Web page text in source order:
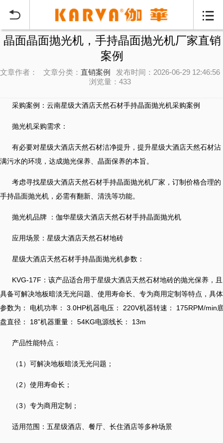
 
晶面晶面抛光机，手持晶面抛光机厂家直销
案例
文章作者： 文章分类： 直销案例
发布时间：2026-06-29 12:46:56
浏览量：433
采购案例：云南星级大酒店天然石材手持晶面抛光机采购案例
抛光机采购需求：
有必要对星级大酒店天然石材洁净提升，提升星级大酒店天然石材沾
满污水的环境，达成抛光保养、晶面保养的本旨。
考虑寻找星级大酒店天然石材手持晶面抛光机厂家，订制价格合理的
手持晶面抛光机，必需有翻新、清洗等功能。
抛光机品牌 ：伽华星级大酒店天然石材手持晶面抛光机
应用场景：星级大酒店天然石材地砖
星级大酒店天然石材手持晶面抛光机参数：
KVG-17F：该产品适合用于星级大酒店天然石材地砖的抛光保养，且
具备可解决地板暗淡无光问题、使用寿命长、专为商用定制等特点，具体
参数为： 电机功率： 3.0HP机器电压： 220V机器转速： 175RPM/min
盘直径： 18”机器重量： 54KG电源线长： 13m
产品性能特点：
（1）可解决地板暗淡无光问题；
（2）使用寿命长；
（3）专为商用定制；
适用范围：五星级酒店、餐厅、长住酒店等多种场景